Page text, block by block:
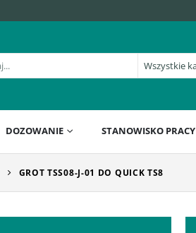
DOZOWANIE STANOWISKO PRACY
GROT TSS08-J-01 DO QUICK TS8